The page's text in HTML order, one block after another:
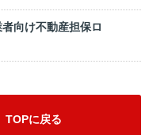
向け不動産担保ロ
TOPに戻る